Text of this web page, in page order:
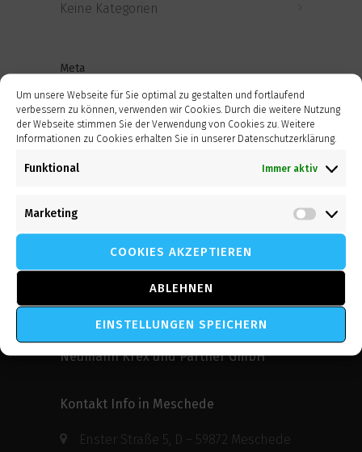
Um unsere Webseite für Sie optimal zu gestalten und fortlaufend
verbessern zu können, verwenden wir Cookies. Durch die weitere Nutzung
der Webseite stimmen Sie der Verwendung von Cookies zu. Weitere
Informationen zu Cookies erhalten Sie in unserer Datenschutzerklärung.
Funktional Immer aktiv
Marketing
COOKIES AKZEPTIEREN
ABLEHNEN
EINSTELLUNGEN SPEICHERN
Keine Kategorien
Meta
Anmelden
Eintrags-Feed
WordPress.org
Neumann Krex und Partner GmbH
Kontakt Info in Meschede
Enster Straße 5, D – 59872 Meschede